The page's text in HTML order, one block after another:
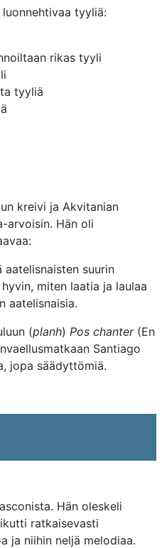
tyyliä:
rikas tyyli
tyyliä
kreivi ja Akvitanian
arvoisin. Hän oli
suurin
miten laatia ja laulaa
aatelisnaisia.
(planh) Pos chanter(En
Santiago
jopa säädyttömiä.
Hän oleskeli
ratkaisevasti
ja niihin neljä melodiaa.